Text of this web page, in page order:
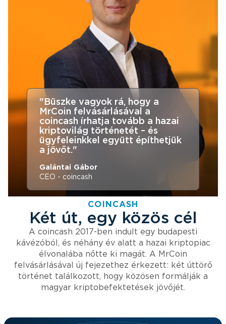
"Büszke vagyok rá, hogy a
MrCoin felvásárlásával a
coincash írhatja tovább a hazai
kriptovilág történetét – és
ügyfeleinkkel együtt építhetjük
a jövőt."
Galántai Gábor
CEO - coincash
COINCASH
Két út, egy közös cél
A coincash 2017-ben indult egy budapesti
kávézóból, és néhány év alatt a hazai kriptopiac
élvonalába nőtte ki magát. A MrCoin
felvásárlásával új fejezethez érkezett: két úttörő
történet találkozott, hogy közösen formálják a
magyar kriptobefektetések jövőjét.